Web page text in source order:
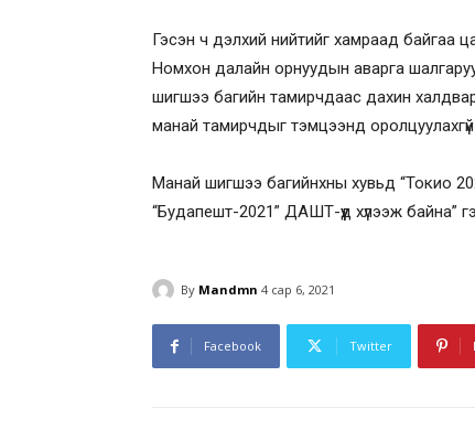
Гэсэн ч дэлхий нийтийг хамраад байгаа
Номхон далайн орнуудын аварга
шигшээ багийн тамирчдаас дахин
манай тамирчдыг тэмцээнд
Манай шигшээ багийнхны хувьд “Токио
“Будапешт-2021” ДАШТ-үүд хүлээж байна”
By Mandmn 4 сар 6, 2021
Facebook Twitter